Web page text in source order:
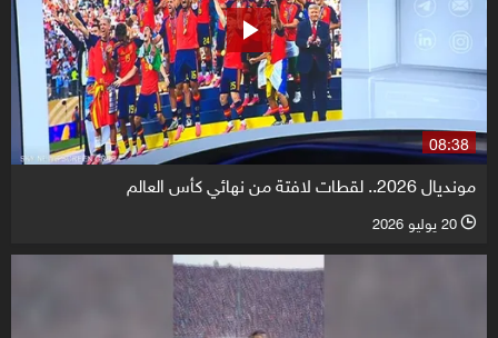
08:38
مونديال 2026.. لقطات لافتة من نهائي كأس العالم
l 20 يوليو 2026